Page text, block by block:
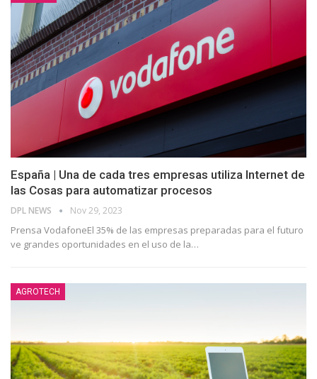
España | Una de cada tres empresas utiliza Internet de
las Cosas para automatizar procesos
DPL NEWS Nov 29, 2023
Prensa VodafoneEl 35% de las empresas preparadas para el futuro
ve grandes oportunidades en el uso de la…
AGROTECH